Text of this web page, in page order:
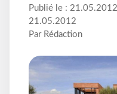
Publié le :
21.05.2012
Par Rédaction